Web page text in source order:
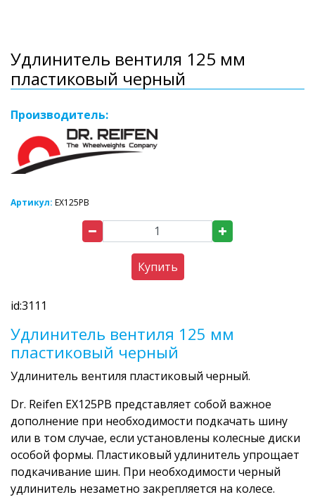
Удлинитель вентиля 125 мм
пластиковый черный
Производитель:
Артикул: EX125PB
Купить
id:3111
Удлинитель вентиля 125 мм
пластиковый черный
Удлинитель вентиля пластиковый черный.
Dr. Reifen EX125PВ представляет собой важное
дополнение при необходимости подкачать шину
или в том случае, если установлены колесные диски
особой формы. Пластиковый удлинитель упрощает
подкачивание шин. При необходимости черный
удлинитель незаметно закрепляется на колесе.